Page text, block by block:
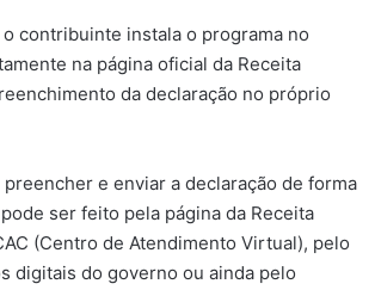
o contribuinte instala o programa no
na página oficial da Receita
da declaração no próprio
e enviar a declaração de forma
ser feito pela página da Receita
(Centro de Atendimento Virtual), pelo
digitais do governo ou ainda pelo